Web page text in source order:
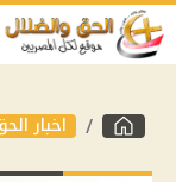
اخبار